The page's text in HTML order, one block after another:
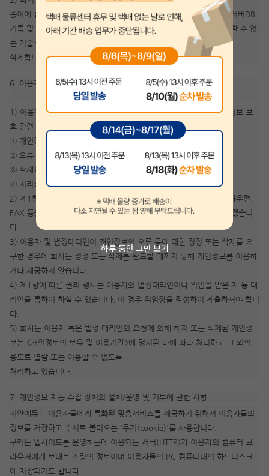
하루 동안 그만 보기
종이에 출력된 개인정보는 분쇄기로 분쇄하거나 소각을 통하여 파기 서버DB
기록 및 전자기기에 사용되는 형태로 저장된 개인정보는 기록을 재생할 수 없
는 기술적 방법을 사용하여
삭제합니다.
6. 이용자 및 법정대리인의 권리와 그 행사방법
1) 이용자 및 법정대리인은 회사에 대해 언제든지 다음 각 호의 개인정보 보
호 관련 권리를 행사할 수 있습니다.
① 개인정보 열람요구
② 오류 등이 있을 경우 정정 요구
③ 삭제요구
④ 처리정지 요구
2) 제1항에 따른 권리 행사는 지안에듀 고객센터를 통한서면이나 전자우편,
FAX 등을 통하여 하실 수 있으며, 회사는 이에 대해 지체없이 조치하겠습니
다.
3) 이용자 및 법정대리인이 개인정보의 오류 등에 대한 정정 또는 삭제를 요
구한 경우에 회사는 정정 또는 삭제를 완료할 때까지 당해 개인정보를 이용하
거나 제공하지 않습니다.
4) 제1항에 따른 권리 행사는 이용자의 법정대리인이나 위임을 받은 자 등 대
리인을 통하여 하실 수 있습니다. 이 경우 위임장을 작성하여 제출하셔야 합니
다.
5) 회사는 이용자 혹은 법정 대리인의 요청에 의해 해지 또는 삭제된 개인정
보는 <개인정보의 보유 및 이용기간>에 명시된 바에 따라 처리하고 그 외의
용도로 열람 또는 이용할 수 없도록
처리하고 있습니다.
7. 개인정보 자동 수집 장치의 설치/운영 및 거부에 관한 사항
지안에듀는 이용자들에게 특화된 맞춤서비스를 제공하기 위해서 이용자들의
정보를 저장하고 수시로 불러오는 '쿠키(cookie)'를 사용합니다.
쿠키는 웹사이트를 운영하는데 이용되는 서버(HTTP)가 이용자의 컴퓨터 브
라우저에게 보내는 소량의 정보이며 이용자들의 PC 컴퓨터내의 하드디스크
에 저장되기도 합니다.